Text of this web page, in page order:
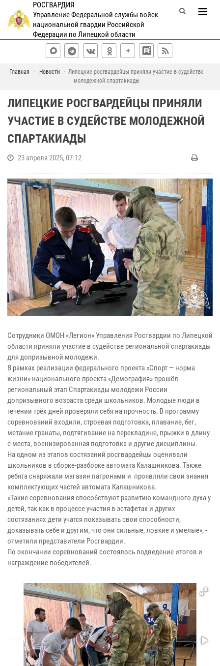
РОСГВАРДИЯ
Управление Федеральной службы войск
национальной гвардии Российской
Федерации по Липецкой области
Главная Новости
Липецкие росгвардейцы приняли участие в судействе
молодежной спартакиады
ЛИПЕЦКИЕ РОСГВАРДЕЙЦЫ ПРИНЯЛИ
УЧАСТИЕ В СУДЕЙСТВЕ МОЛОДЕЖНОЙ
СПАРТАКИАДЫ
23 апреля 2025, 07:12
Сотрудники ОМОН «Легион» Управления Росгвардии по Липецкой
области приняли участие в судействе региональной спартакиады
для допризывной молодежи.
В рамках реализации федерального проекта «Спорт — норма
жизни» национального проекта «Демография» прошёл
региональный этап Спартакиады молодежи России
допризывного возраста среди школьников. Молодые люди в
течении трёх дней проверяли себя на прочность. В программу
соревнований входили, строевая подготовка, плавание, бег,
метание гранаты, подтягивание на перекладине, прыжки в длину
с места, военизированная подготовка и другие дисциплины.
На одном из этапов состязаний росгвардейцы оценивали
школьников в сборке-разборке автомата Калашникова. Также
ребята снаряжали магазин патронами и проявляли свои знания
комплектующих частей автомата Калашникова.
«Такие соревнования способствуют развитию командного духа у
детей, так как в процессе участия в эстафетах и других
состязаниях дети учатся показывать свои способности,
доказывать себе и другим, что они сильные, ловкие и умелые», -
отметили представители Росгвардии.
По окончании соревнований состоялось подведение итогов и
награждение победителей.